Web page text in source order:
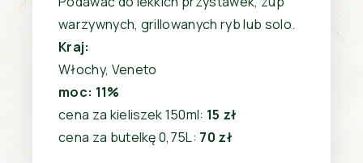
warzywnych, grillowanych ryb lub solo.
Kraj:
Włochy, Veneto
moc: 11%
cena za kieliszek 150ml: 15 zł
cena za butelkę 0,75L: 70 zł